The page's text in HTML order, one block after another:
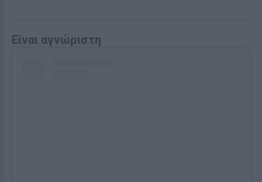
Είναι αγνώριστη